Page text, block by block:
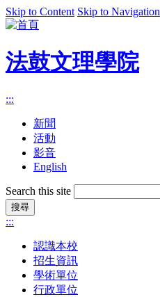
Skip to Content Skip to Navigation
法鼓文理學院
:::
新聞
活動
影音
English
Search this site
:::
認識本校
招生資訊
學術單位
行政單位